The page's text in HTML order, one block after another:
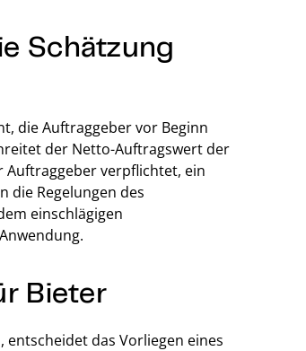
Schätzung
die Auftraggeber vor Beginn
der Netto-Auftragswert der
Auftraggeber verpflichtet, ein
die Regelungen des
einschlägigen
Bieter
das Vorliegen eines